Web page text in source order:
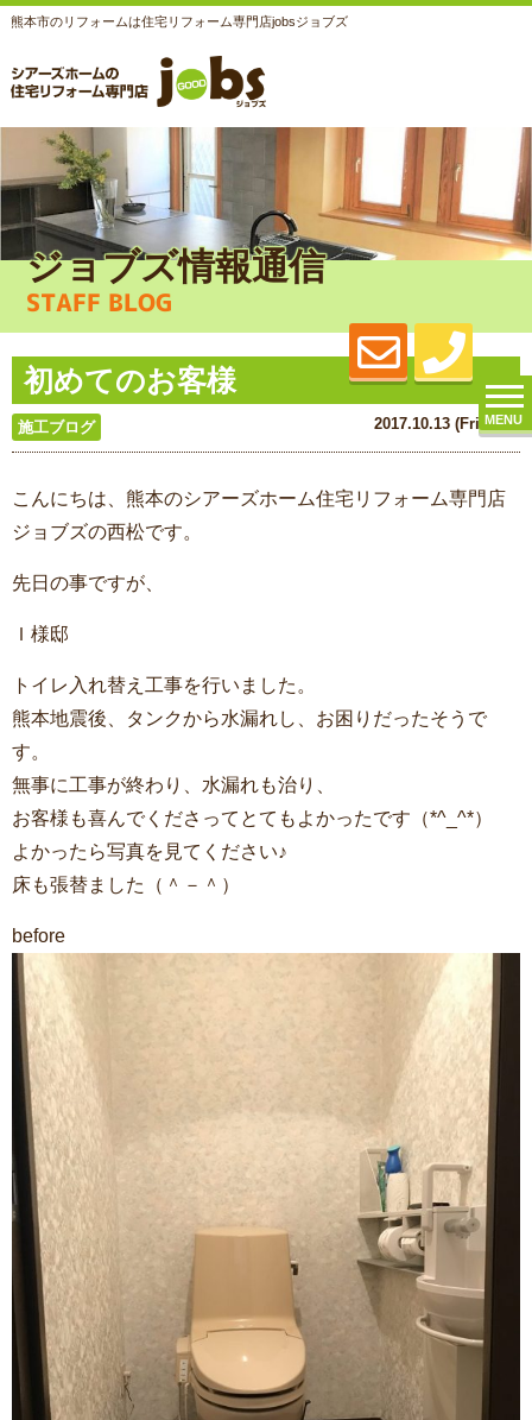
熊本市のリフォームは住宅リフォーム専門店jobsジョブズ
MENU
ジョブズ情報通信
STAFF BLOG
初めてのお客様
施工ブログ 2017.10.13 (Fri) 更新
こんにちは、熊本のシアーズホーム住宅リフォーム専門店
ジョブズの西松です。
先日の事ですが、
Ｉ様邸
トイレ入れ替え工事を行いました。
熊本地震後、タンクから水漏れし、お困りだったそうで
す。
無事に工事が終わり、水漏れも治り、
お客様も喜んでくださってとてもよかったです（*^_^*）
よかったら写真を見てください♪
床も張替ました（＾－＾）
before